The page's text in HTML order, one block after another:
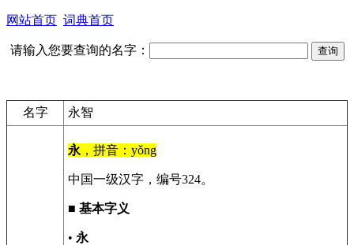
网站首页 词典首页
请输入您要查询的名字：
名字 永智
永 ，拼音：yǒng
中国一级汉字，编号324。
■ 基本字义
• 永